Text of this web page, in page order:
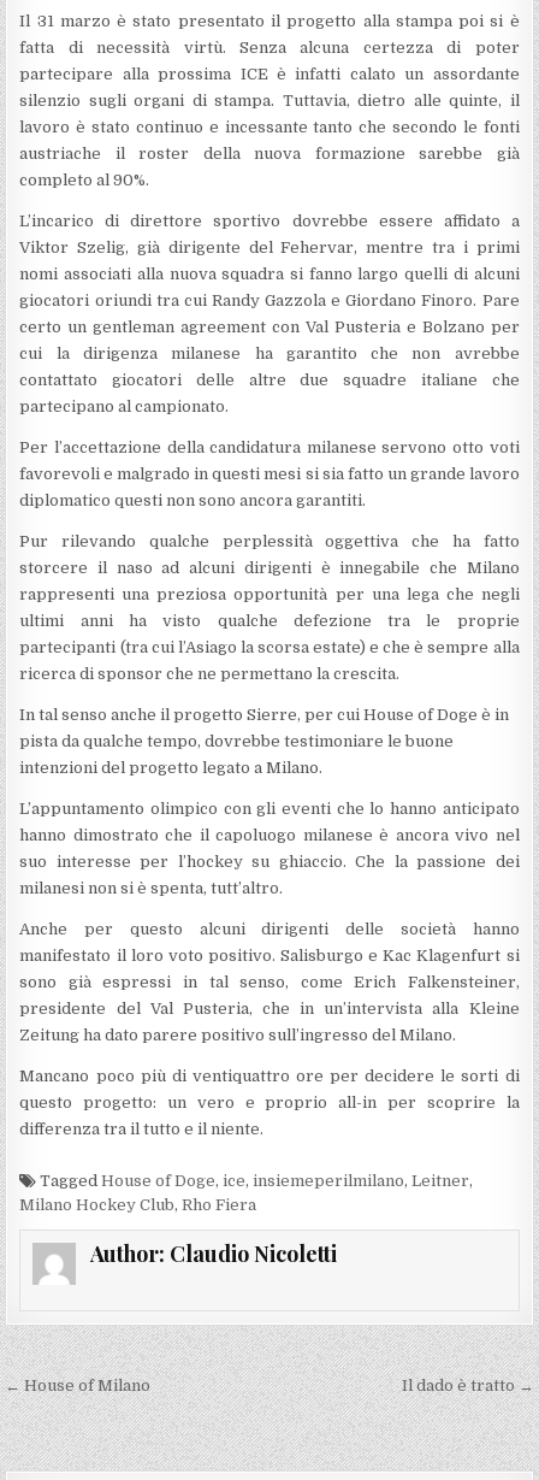
Il 31 marzo è stato presentato il progetto alla stampa poi si è
fatta di necessità virtù. Senza alcuna certezza di poter
partecipare alla prossima ICE è infatti calato un assordante
silenzio sugli organi di stampa. Tuttavia, dietro alle quinte, il
lavoro è stato continuo e incessante tanto che secondo le fonti
austriache il roster della nuova formazione sarebbe già
completo al 90%.
L’incarico di direttore sportivo dovrebbe essere affidato a
Viktor Szelig, già dirigente del Fehervar, mentre tra i primi
nomi associati alla nuova squadra si fanno largo quelli di alcuni
giocatori oriundi tra cui Randy Gazzola e Giordano Finoro. Pare
certo un gentleman agreement con Val Pusteria e Bolzano per
cui la dirigenza milanese ha garantito che non avrebbe
contattato giocatori delle altre due squadre italiane che
partecipano al campionato.
Per l’accettazione della candidatura milanese servono otto voti
favorevoli e malgrado in questi mesi si sia fatto un grande lavoro
diplomatico questi non sono ancora garantiti.
Pur rilevando qualche perplessità oggettiva che ha fatto
storcere il naso ad alcuni dirigenti è innegabile che Milano
rappresenti una preziosa opportunità per una lega che negli
ultimi anni ha visto qualche defezione tra le proprie
partecipanti (tra cui l’Asiago la scorsa estate) e che è sempre alla
ricerca di sponsor che ne permettano la crescita.
In tal senso anche il progetto Sierre, per cui House of Doge è in
pista da qualche tempo, dovrebbe testimoniare le buone
intenzioni del progetto legato a Milano.
L’appuntamento olimpico con gli eventi che lo hanno anticipato
hanno dimostrato che il capoluogo milanese è ancora vivo nel
suo interesse per l’hockey su ghiaccio. Che la passione dei
milanesi non si è spenta, tutt’altro.
Anche per questo alcuni dirigenti delle società hanno
manifestato il loro voto positivo. Salisburgo e Kac Klagenfurt si
sono già espressi in tal senso, come Erich Falkensteiner,
presidente del Val Pusteria, che in un’intervista alla Kleine
Zeitung ha dato parere positivo sull’ingresso del Milano.
Mancano poco più di ventiquattro ore per decidere le sorti di
questo progetto: un vero e proprio all-in per scoprire la
differenza tra il tutto e il niente.
TaggedHouse of Doge,ice,insiemeperilmilano,Leitner,
Milano Hockey Club,Rho Fiera
Author: Claudio Nicoletti
Navigazione
articoli
← House of Milano Il dado è tratto →